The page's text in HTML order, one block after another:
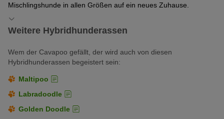
vierteljährlich zu scheren oder professionell beim
Cavapoos werden oft alsHunde für Allergiker
empfohlen.
EineGarantie hierfür gibt es jedoch nicht
Cavapoo kaufen, sollten Sie sicherstellen, dass kein
reagiert.
Lese-Tipp: Hundeallergie beim Menschen: Symptome und
Mischlingshunde in allen Größen auf ein neues Zuhause.
Weitere Hybridhunderassen
Wem der Cavapoo gefällt, der wird auch von diesen
Hybridhunderassen begeistert sein:
Maltipoo
Labradoodle
Golden Doodle